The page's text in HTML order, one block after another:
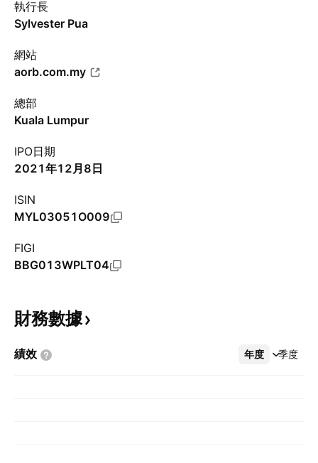
執行長
Sylvester Pua
網站
aorb.com.my
總部
Kuala Lumpur
IPO日期
2021年12月8日
ISIN
MYL03051O009
FIGI
BBG013WPLT04
財務數據
績效 年度 季度
更多